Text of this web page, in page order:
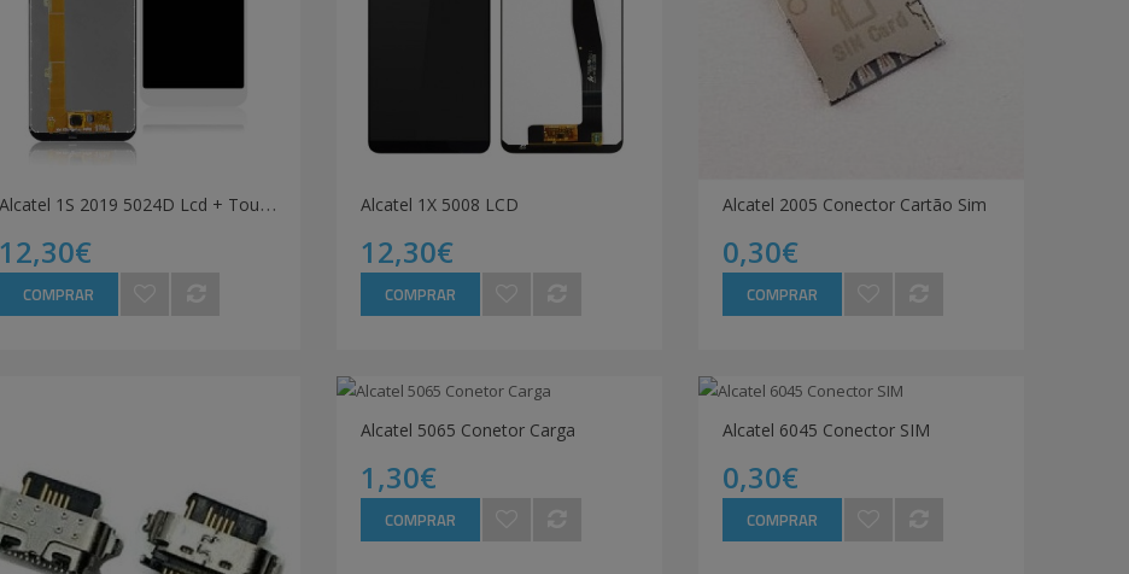
A
lcatel 1S 2019 5024D Lcd + Touch Branco
12,30€
COMPRAR
Alcatel 1X 5008 LCD
12,30€
COMPRAR
Alcatel 2005 Conector Cartão Sim
0,30€
COMPRAR
Alcatel 5065 Conetor Carga
1,30€
COMPRAR
Alcatel 6045 Conector SIM
0,30€
COMPRAR